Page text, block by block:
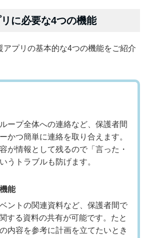
リに必要な4つの機能
アプリの基本的な4つの機能をご紹介
ープ全体への連絡など、保護者間
かつ簡単に連絡を取り合えます。
が情報として残るので「言った・
うトラブルも防げます。
能
ントの関連資料など、保護者間で
する資料の共有が可能です。たと
内容を参考に計画を立てたいとき